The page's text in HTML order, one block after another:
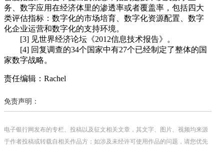
务、数字应用在经济体里的渗透率或者覆盖率，包括四大
类评估指标：数字化的市场培育、数字化资源配置、数字
化企业运营和数字化的支持环境。
[3] 见世界经济论坛《2012信息技术报告》。
[4] 回复调查的34个国家中有27个已经制定了整体的国
家数字战略。
责任编辑：Rachel
免责声明：
电子银行网发布的专栏、投稿以及征文相关文章，其文字、图片、视频均来源
于作者投稿或转载自相关作品方；如涉及未经许可使用作品的问题，请您优先